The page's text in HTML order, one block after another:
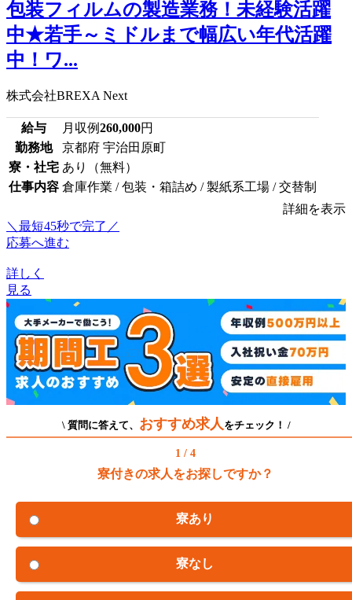
包装フィルムの製造業務！未経験活躍
中★若手～ミドルまで幅広い年代活躍
中！ワ...
株式会社BREXA Next
給与 月収例260,000円
勤務地
京都府 宇治田原町
寮・社宅 あり（無料）
仕事内容 倉庫作業 / 包装・箱詰め / 製紙系工場 / 交替制
詳細を表示
＼最短45秒で完了／
応募へ進む
詳しく
見る
\ 質問に答えて、 おすすめ求人 をチェック！ /
1 / 4
寮付きの求人をお探しですか？
寮あり
寮なし